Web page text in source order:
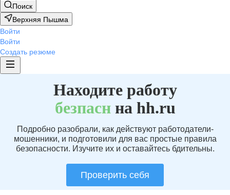
Поиск
Верхняя Пышма
Войти
Войти
Создать резюме
Находите работу
безпаснна hh.ru
Подробно разобрали, как действуют работодатели-
мошенники, и подготовили для вас простые правила
безопасности. Изучите их и оставайтесь бдительны.
Проверить себя